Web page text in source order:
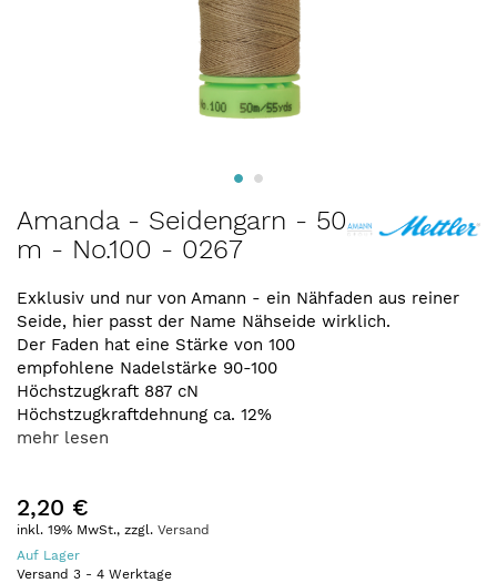
Anfang
der
springen
Amanda - Seidengarn - 50
m - No.100 - 0267
Exklusiv und nur von Amann - ein Nähfaden aus reiner
Seide, hier passt der Name Nähseide wirklich.
Der Faden hat eine Stärke von 100
empfohlene Nadelstärke 90-100
Höchstzugkraft 887 cN
Höchstzugkraftdehnung ca. 12%
mehr lesen
2,20 €
inkl. 19% MwSt., zzgl. Versand
Auf Lager
Versand 3 - 4 Werktage